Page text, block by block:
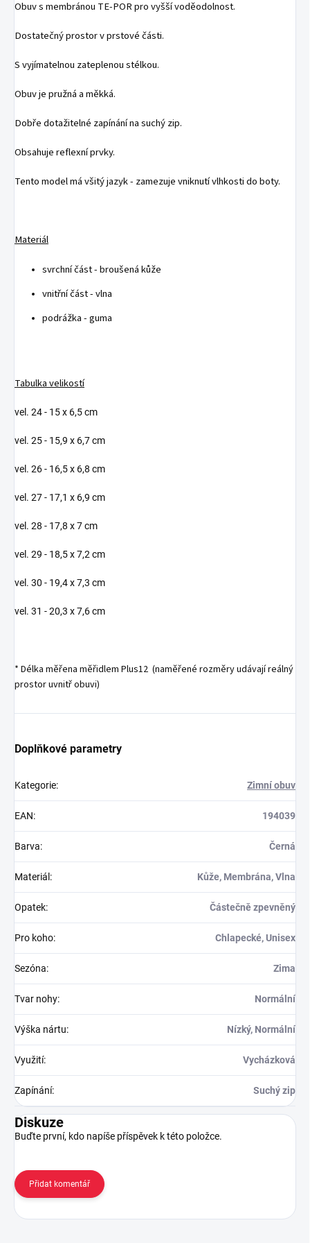
Obuv s membránou TE-POR pro vyšší voděodolnost.
Dostatečný prostor v prstové části.
S vyjímatelnou zateplenou stélkou.
Obuv je pružná a měkká.
Dobře dotažitelné zapínání na suchý zip.
Obsahuje reflexní prvky.
Tento model má všitý jazyk - zamezuje vniknutí vlhkosti do boty.
Materiál
svrchní část - broušená kůže
vnitřní část - vlna
podrážka - guma
Tabulka velikostí
vel. 24 - 15 x 6,5 cm
vel. 25 - 15,9 x 6,7 cm
vel. 26 - 16,5 x 6,8 cm
vel. 27 - 17,1 x 6,9 cm
vel. 28 - 17,8 x 7 cm
vel. 29 - 18,5 x 7,2 cm
vel. 30 - 19,4 x 7,3 cm
vel. 31 - 20,3 x 7,6 cm
* Délka měřena měřidlem Plus12 (naměřené rozměry udávají reálný
prostor uvnitř obuvi)
Doplňkové parametry
Kategorie: Zimní obuv
EAN: 194039
Barva: Černá
Materiál : Kůže, Membrána, Vlna
Opatek: Částečně zpevněný
Pro koho: Chlapecké, Unisex
Sezóna: Zima
Tvar nohy: Normální
Výška nártu: Nízký, Normální
Využití: Vycházková
Zapínání: Suchý zip
Diskuze
Buďte první, kdo napíše příspěvek k této položce.
Přidat komentář